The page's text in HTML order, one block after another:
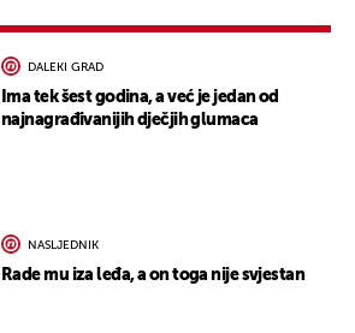
DALEKI GRAD
Ima tek šest godina, a već je jedan od
najnagrađivanijih dječjih glumaca
NASLJEDNIK
Rade mu iza leđa, a on toga nije svjestan